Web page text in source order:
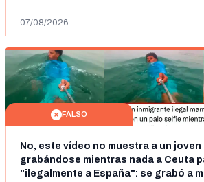
07/08/2026
FALSO
No, este vídeo no muestra a un
grabándose mientras nada a Ceuta
"ilegalmente a España": se grabó a